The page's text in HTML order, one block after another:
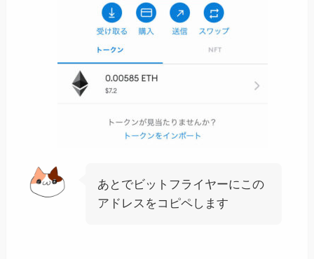
あとでビットフライヤーにこの
アドレスをコピペします